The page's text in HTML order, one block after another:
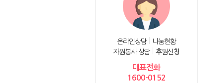
온라인상담
나눔현황
자원봉사 상담
후원신청
대표전화
1600-0152